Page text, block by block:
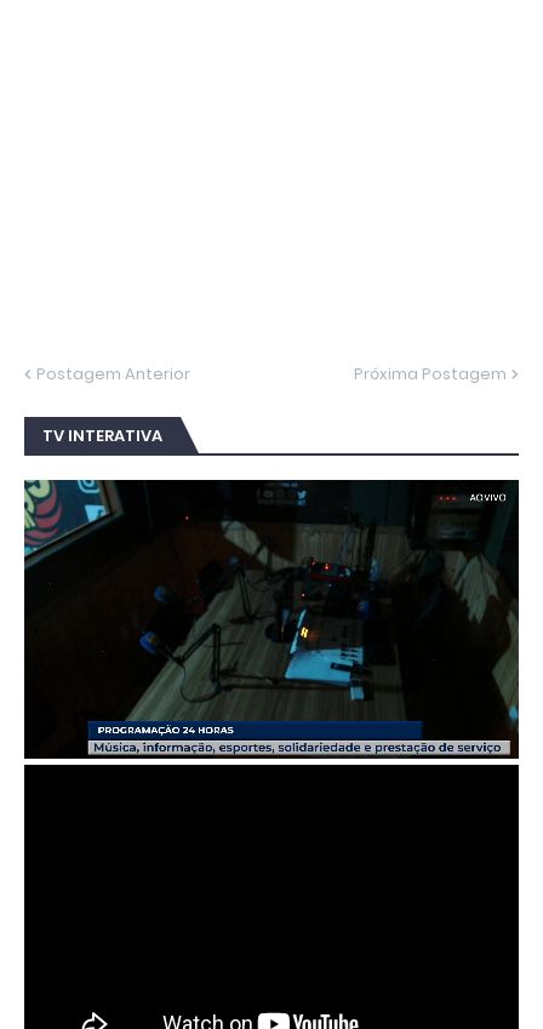
Postagem Anterior Próxima Postagem
TV INTERATIVA